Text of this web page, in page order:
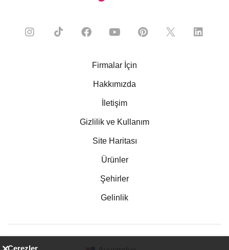
Firmalar İçin
Hakkımızda
İletişim
Gizlilik ve Kullanım
Site Haritası
Ürünler
Şehirler
Gelinlik
Çerezler